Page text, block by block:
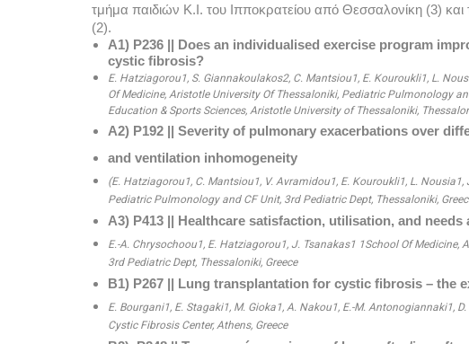
τμήμα παιδιών Κ.Ι. του Ιπποκρατείου από Θεσσαλονίκη (3)
(2).
Α1) P236 || Does an individualised exercise program
cystic fibrosis?
E. Hatziagorou1, S. Giannakoulakos2, C. Mantsiou1, E. Kouroukli1, L.
Of Medicine, Aristotle University Of Thessaloniki, Pediatric Pulmonology
Education & Sports Sciences, Aristotle University of Thessaloniki,
Α2) P192 || Severity of pulmonary exacerbations over
and ventilation inhomogeneity
(E. Hatziagorou1, C. Mantsiou1, V. Avramidou1, E. Kouroukli1, L.
Pediatric Pulmonology and CF Unit, 3rd Pediatric Dept, Thessaloniki,
Α3) P413 || Healthcare satisfaction, utilisation, and
E.-A. Chrysochoou1, E. Hatziagorou1, J. Tsanakas1 1School Of
3rd Pediatric Dept, Thessaloniki, Greece
Β1) P267 || Lung transplantation for cystic fibrosis – the
E. Bourgani1, E. Stagaki1, M. Gioka1, A. Nakou1, E.-M.
Cystic Fibrosis Center, Athens, Greece